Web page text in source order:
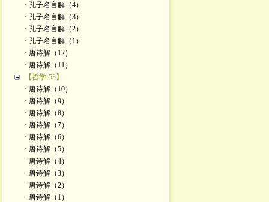
· 孔子名言解（4）
· 孔子名言解（3）
· 孔子名言解（2）
· 孔子名言解（1）
· 唐诗解（12）
· 唐诗解（11）
【哲学-53】
· 唐诗解（10）
· 唐诗解（9）
· 唐诗解（8）
· 唐诗解（7）
· 唐诗解（6）
· 唐诗解（5）
· 唐诗解（4）
· 唐诗解（3）
· 唐诗解（2）
· 唐诗解（1）